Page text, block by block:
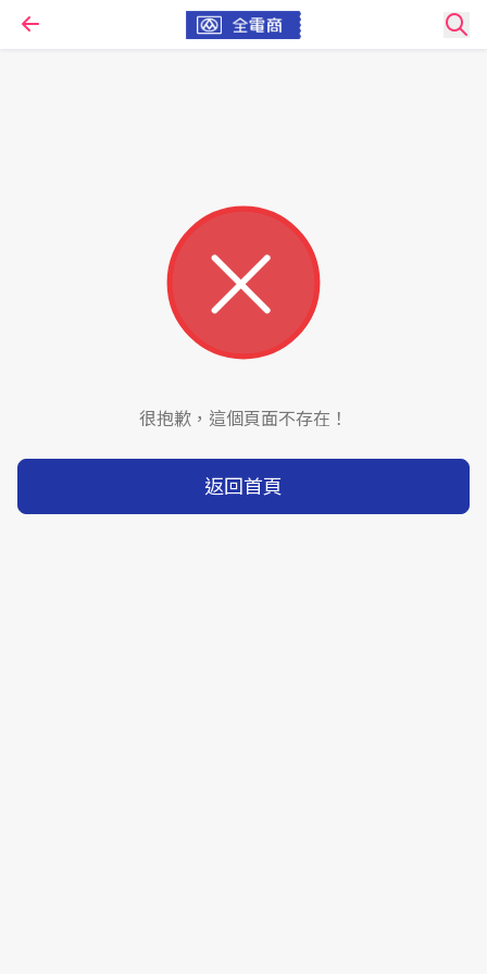
很抱歉，這個頁面不存在！
返回首頁